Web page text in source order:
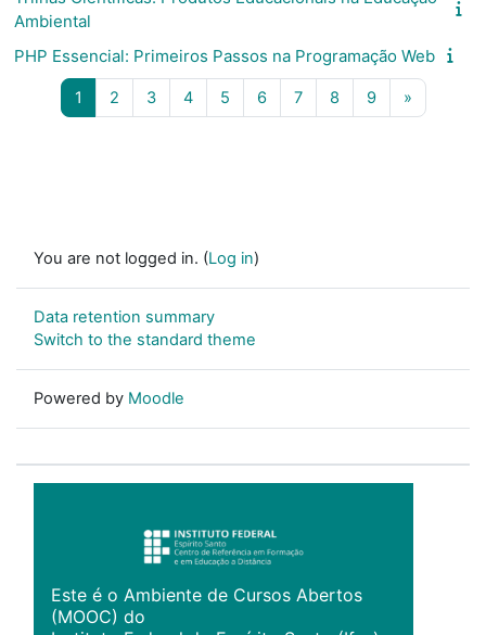
Ambiental
PHP Essencial: Primeiros Passos na Programação Web
1 Page 1
2Page 2
3Page 3
4Page 4
5Page 5
6Page 6
7Page 7
8Page 8
9Page 9
»Next
You are not logged in. (Log in)
Data retention summary
Switch to the standard theme
Powered by Moodle
Este é o Ambiente de Cursos Abertos
(MOOC) do